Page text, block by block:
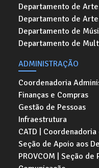
Departamento de
Departamento de
Departamento de
Departamento de
ADMINISTRAÇÃO
Coordenadoria
Finanças e Compras
Gestão de Pessoas
Infraestrutura
CATD |
Seção de Apoio aos
PROVCOM | Seção